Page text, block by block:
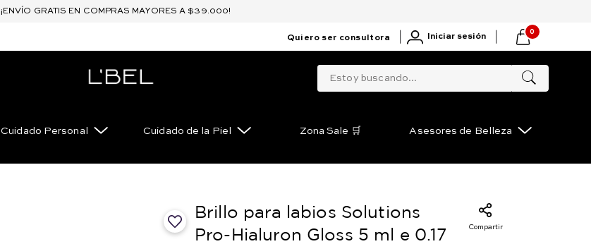
Quiero ser consultora Iniciar sesión
0
Estoy buscando...
Cuidado Personal Cuidado de la Piel Zona Sale 🛒 Asesores de Belleza
¡ENVÍO GRATIS EN COMPRAS MAYORES A $39.000!
Brillo para labios Solutions
Pro-Hialuron Gloss 5 ml e 0.17
Compartir